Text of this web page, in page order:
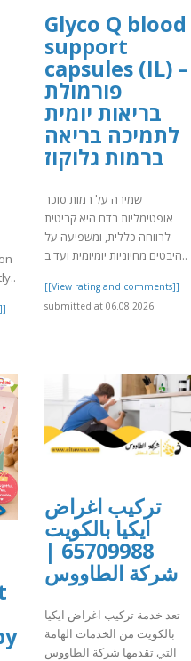
Glyco Q blood
support
capsules (IL) –
פורמולת
בריאות יומית
לתמיכה בריאה
ברמות גלוקוז
שמירה על רמות סוכר
אופטימליות בדם היא קריטית
לרווחה כללית, ומשפיעה על
היבטים מחיוניות יומיומית ועד ב..
[[View rating and comments]]
submitted at 06.08.2026
تركيب اغراض
ايكيا بالكويت
65709988 |
شركة الطاووس
تعد خدمة تركيب اغراض ايكيا
بالكويت من الخدمات الهامة
التي تقدمها شركة الطاووس